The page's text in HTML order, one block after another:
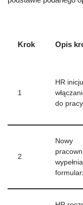
Krok Opis
1
HR
do pracy
2
Nowy
wypełnia